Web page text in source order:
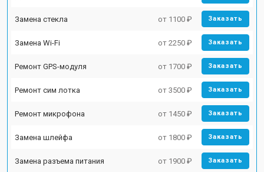
Замена стекла от 1100 ₽ Заказать
Замена Wi-Fi от 2250 ₽ Заказать
Ремонт GPS-модуля от 1700 ₽ Заказать
Ремонт сим лотка от 3500 ₽ Заказать
Ремонт микрофона от 1450 ₽ Заказать
Замена шлейфа от 1800 ₽ Заказать
Замена разъема питания от 1900 ₽ Заказать